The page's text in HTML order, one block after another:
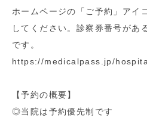
ホームページの「ご予約」アイ
してください。診察券番号があ
です。
https://medicalpass.jp/
【予約の概要】
◎当院は予約優先制です